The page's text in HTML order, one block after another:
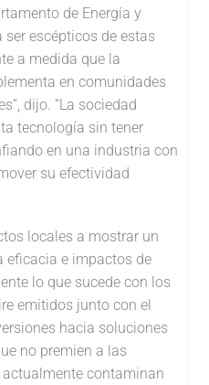
de Energía y
escépticos de estas
a medida que la
en comunidades
dijo. “La sociedad
tecnología sin tener
en una industria con
su efectividad
locales a mostrar un
eficacia e impactos de
lo que sucede con los
emitidos junto con el
hacia soluciones
no premien a las
contaminan